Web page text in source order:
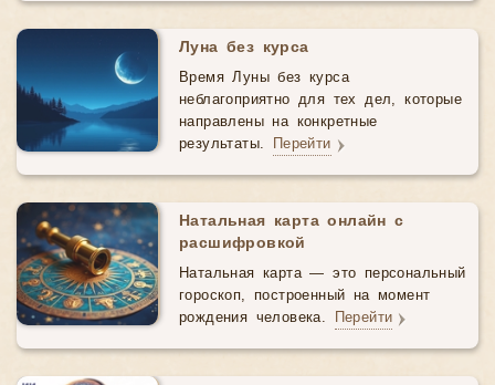
Луна без курса
Время Луны без курса
неблагоприятно для тех дел, которые
направлены на конкретные
результаты. Перейти
Натальная карта онлайн с
расшифровкой
Натальная карта — это персональный
гороскоп, построенный на момент
рождения человека. Перейти